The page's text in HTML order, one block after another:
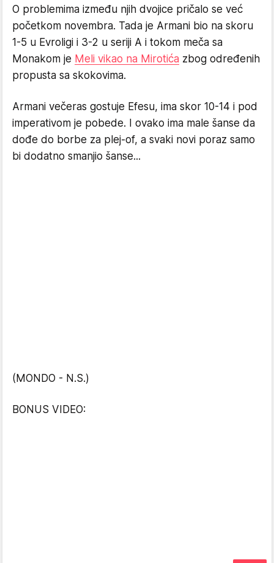
O problemima između njih dvojice pričalo se već
početkom novembra. Tada je Armani bio na skoru
1-5 u Evroligi i 3-2 u seriji A i tokom meča sa
Monakom je Meli vikao na Mirotića zbog određenih
propusta sa skokovima.
Armani večeras gostuje Efesu, ima skor 10-14 i pod
imperativom je pobede. I ovako ima male šanse da
dođe do borbe za plej-of, a svaki novi poraz samo
bi dodatno smanjio šanse...
(MONDO - N.S.)
BONUS VIDEO: